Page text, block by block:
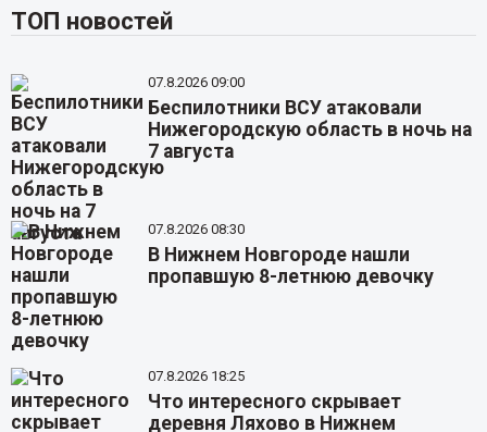
ТОП новостей
07.8.2026 09:00
Беспилотники ВСУ атаковали
Нижегородскую область в ночь на
7 августа
07.8.2026 08:30
В Нижнем Новгороде нашли
пропавшую 8-летнюю девочку
07.8.2026 18:25
Что интересного скрывает
деревня Ляхово в Нижнем